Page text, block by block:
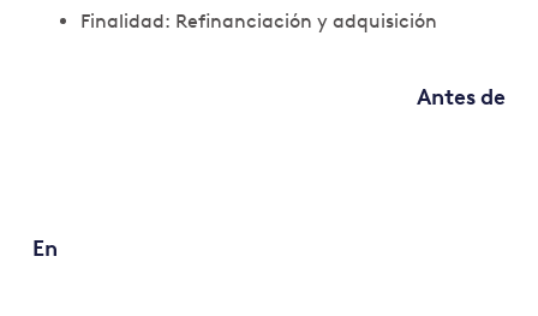
Finalidad: Refinanciación y adquisición
Antes de
En